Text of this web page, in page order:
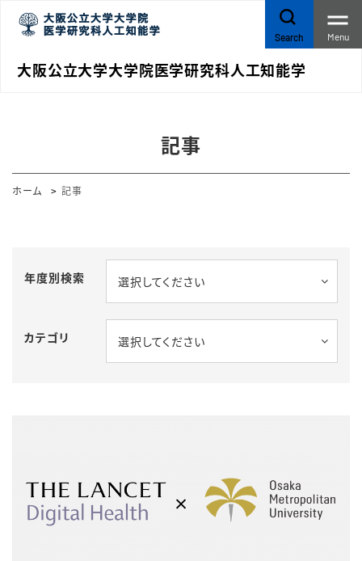
大阪公立大学大学院医学研究科人工知能学
Search Menu
記事
ホーム 記事
年度別検索 選択してください
カテゴリ 選択してください